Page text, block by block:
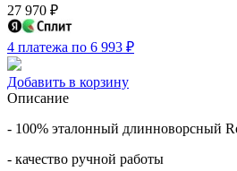
27 970 ₽
4 платежа по 6 993 ₽
Добавить в корзину
Описание
- 100% эталонный длинноворсный
- качество ручной работы